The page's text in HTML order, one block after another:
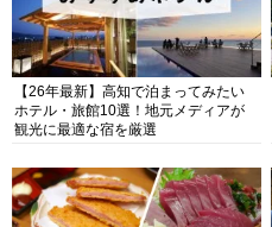
【26年最新】高知で泊まってみたい
ホテル・旅館10選！地元メディアが
観光に最適な宿を厳選